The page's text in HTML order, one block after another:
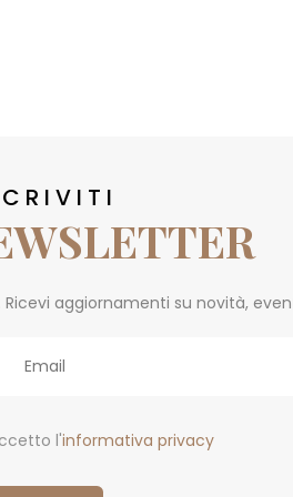
aggiornamenti su novità,
l'informativa privacy